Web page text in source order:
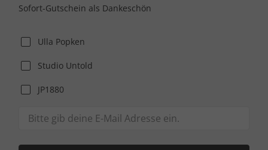
Sofort-Gutschein als Dankeschön
Ulla Popken
Studio Untold
JP1880